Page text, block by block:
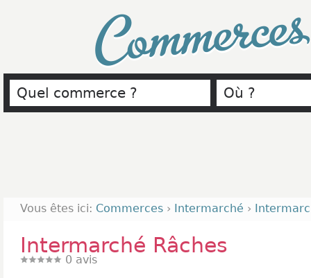
Vous êtes ici: Commerces › Intermarché ›
Intermarché Râches
0 avis